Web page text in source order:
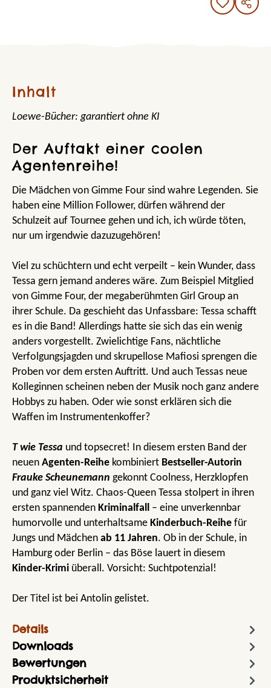
Inhalt
Loewe-Bücher: garantiert ohne KI
Der Auftakt einer coolen
Agentenreihe!
Die Mädchen von Gimme Four sind wahre Legenden. Sie
haben eine Million Follower, dürfen während der
Schulzeit auf Tournee gehen und ich, ich würde töten,
nur um irgendwie dazuzugehören!
Viel zu schüchtern und echt verpeilt – kein Wunder, dass
Tessa gern jemand anderes wäre. Zum Beispiel Mitglied
von Gimme Four, der megaberühmten Girl Group an
ihrer Schule. Da geschieht das Unfassbare: Tessa schafft
es in die Band! Allerdings hatte sie sich das ein wenig
anders vorgestellt. Zwielichtige Fans, nächtliche
Verfolgungsjagden und skrupellose Mafiosi sprengen die
Proben vor dem ersten Auftritt. Und auch Tessas neue
Kolleginnen scheinen neben der Musik noch ganz andere
Hobbys zu haben. Oder wie sonst erklären sich die
Waffen im Instrumentenkoffer?
T wie Tessa und topsecret! In diesem ersten Band der
neuen Agenten-Reihe kombiniert Bestseller-Autorin
Frauke Scheunemann gekonnt Coolness, Herzklopfen
und ganz viel Witz. Chaos-Queen Tessa stolpert in ihren
ersten spannenden Kriminalfall – eine unverkennbar
humorvolle und unterhaltsame Kinderbuch-Reihe für
Jungs und Mädchen ab 11 Jahren. Ob in der Schule, in
Hamburg oder Berlin – das Böse lauert in diesem
Kinder-Krimi überall. Vorsicht: Suchtpotenzial!
Der Titel ist bei Antolin gelistet.
Details
Downloads
Bewertungen
Produktsicherheit